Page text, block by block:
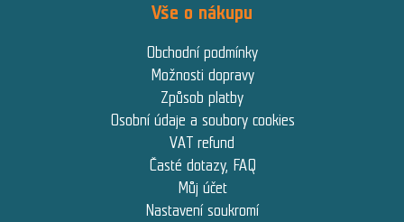
Vše o nákupu
Obchodní podmínky
Možnosti dopravy
Způsob platby
Osobní údaje a soubory cookies
VAT refund
Časté dotazy, FAQ
Můj účet
Nastavení soukromí